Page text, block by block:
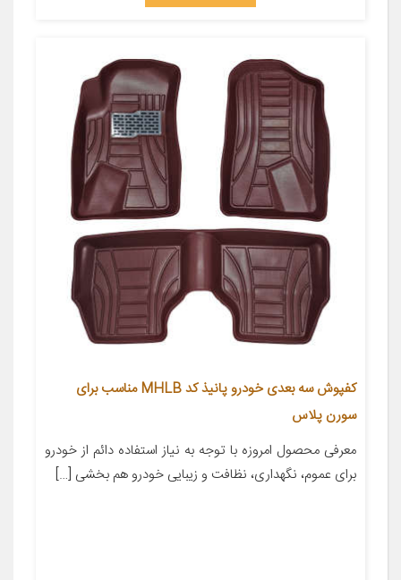
کفپوش سه بعدی خودرو پانیذ کد MHLB مناسب برای
سورن پلاس
معرفی محصول امروزه با توجه به نیاز استفاده دائم از خودرو
برای عموم، نگهداری، نظافت و زیبایی خودرو هم بخشی […]